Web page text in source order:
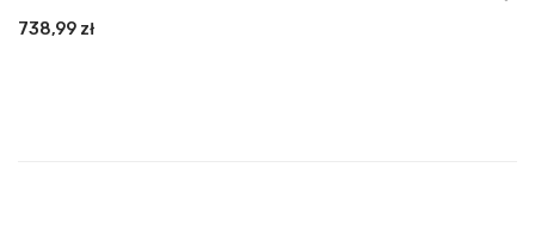
738,99 zł